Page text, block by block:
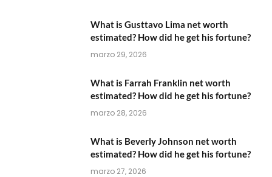
What is Gusttavo Lima net worth
estimated? How did he get his fortune?
marzo 29, 2026
What is Farrah Franklin net worth
estimated? How did he get his fortune?
marzo 28, 2026
What is Beverly Johnson net worth
estimated? How did he get his fortune?
marzo 27, 2026